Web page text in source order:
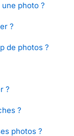
photo ?
?
de photos ?
?
?
photos ?